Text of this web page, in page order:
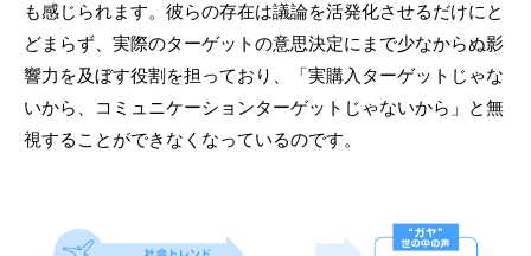
も感じられます。彼らの存在は議論を活発化させるだけにと
どまらず、実際のターゲットの意思決定にまで少なからぬ影
響力を及ぼす役割を担っており、「実購入ターゲットじゃな
いから、コミュニケーションターゲットじゃないから」と無
視することができなくなっているのです。